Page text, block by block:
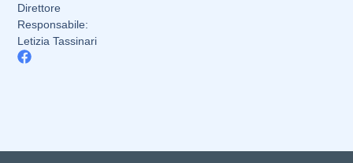
Direttore
Responsabile:
Letizia Tassinari